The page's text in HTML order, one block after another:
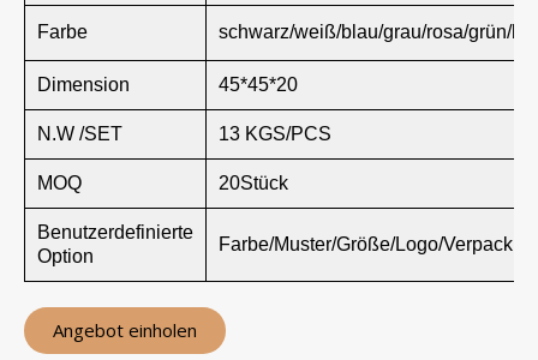
Farbe schwarz/weiß/blau/grau/rosa/grün/
Dimension 45*45*20
N.W /SET 13 KGS/PCS
MOQ 20Stück
Benutzerdefinierte
Option
Farbe/Muster/Größe/Logo/
Angebot einholen